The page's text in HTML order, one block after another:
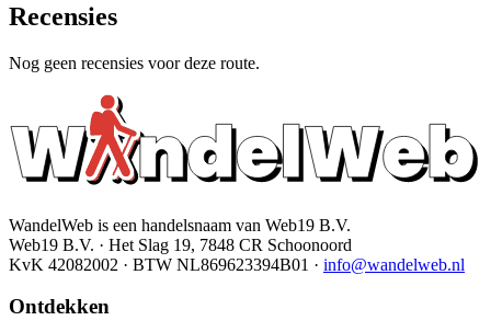
Recensies
Nog geen recensies voor deze route.
WandelWeb is een handelsnaam van Web19 B.V.
Web19 B.V. · Het Slag 19, 7848 CR Schoonoord
KvK 42082002 · BTW NL869623394B01 · info@wandelweb.nl
Ontdekken